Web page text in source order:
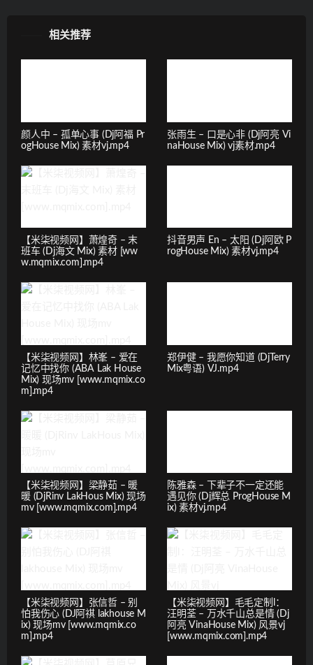
相关推荐
颜人中 – 孤单心事 (Dj阿福 Pr
ogHouse Mix) 素材vj.mp4
张雨生 – 口是心非 (Dj阿亮 Vi
naHouse Mix) vj素材.mp4
【米柒视频网】萧煌奇 – 末
班车 (Dj海文 Mix) 素材 [ww
w.mqmix.com].mp4
抖音男声 En – 太阳 (Dj阿欧 P
rogHouse Mix) 素材vj.mp4
【米柒视频网】林峯 – 爱在
记忆中找你 (ABA Lak House
Mix) 现场mv [www.mqmix.co
m].mp4
郑伊健 – 我愿你知道 (DjTerry
Mix粤语) VJ.mp4
【米柒视频网】梁静茹 – 暖
暖 (DjRinv LakHous Mix) 现场
mv [www.mqmix.com].mp4
陈雅森 – 下辈子不一定还能
遇见你 (Dj辉总 ProgHouse M
ix) 素材vj.mp4
【米柒视频网】张信哲 – 别
怕我伤心 (DJ阿祺 lakhouse M
ix) 现场mv [www.mqmix.co
m].mp4
【米柒视频网】毛毛定制l：
汪明荃 – 万水千山总是情 (Dj
阿亮 VinaHouse Mix) 风景vj
[www.mqmix.com].mp4